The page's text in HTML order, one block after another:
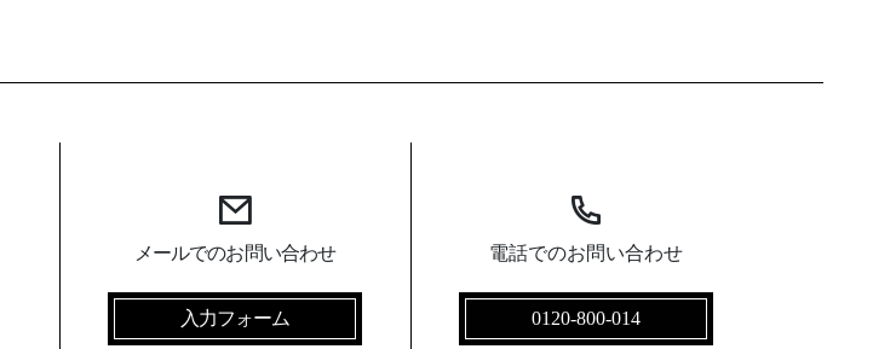
メールでのお問い合わせ
入力フォーム
電話でのお問い合わせ
0120-800-014